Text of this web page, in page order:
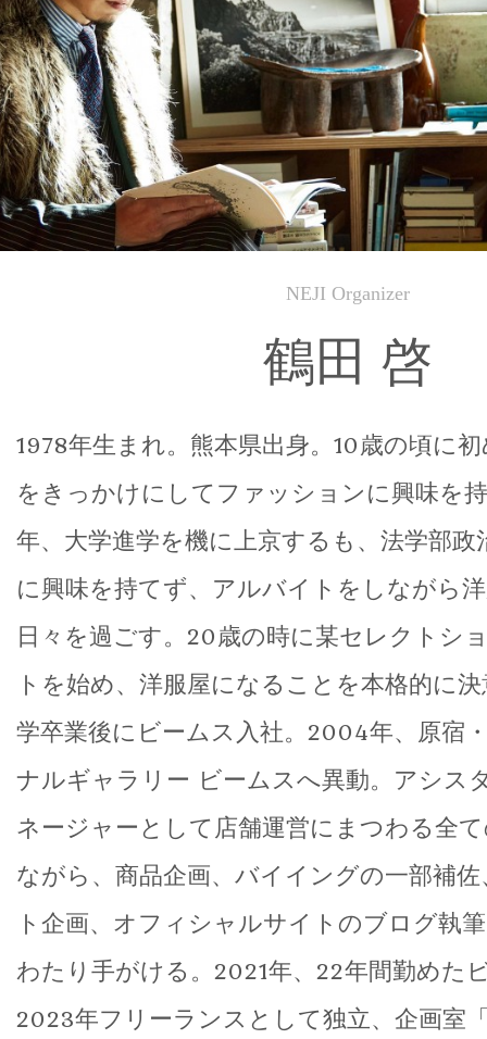
NEJI Organizer
鶴田 啓
1978年生まれ。熊本県出身。10歳の頃に
をきっかけにしてファッションに興味を
年、大学進学を機に上京するも、法学部
に興味を持てず、アルバイトをしながら
日々を過ごす。20歳の時に某セレクトシ
トを始め、洋服屋になることを本格的に
学卒業後にビームス入社。2004年、原宿
ナルギャラリー ビームスへ異動。アシス
ネージャーとして店舗運営にまつわる全
ながら、商品企画、バイイングの一部補
ト企画、オフィシャルサイトのブログ執
わたり手がける。2021年、22年間勤めた
2023年フリーランスとして独立、企画室